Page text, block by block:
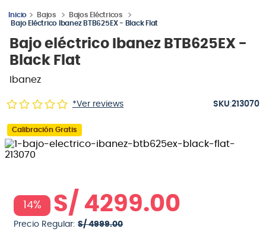
Bajos
Bajos Eléctricos
Bajo Eléctrico Ibanez BTB625EX - Black Flat
Bajo eléctrico Ibanez BTB625EX -
Black Flat
Ibanez
*Ver reviews :213070
Calibración Gratis
14% S/ 4299.00
Precio Regular: S/ 4999.00